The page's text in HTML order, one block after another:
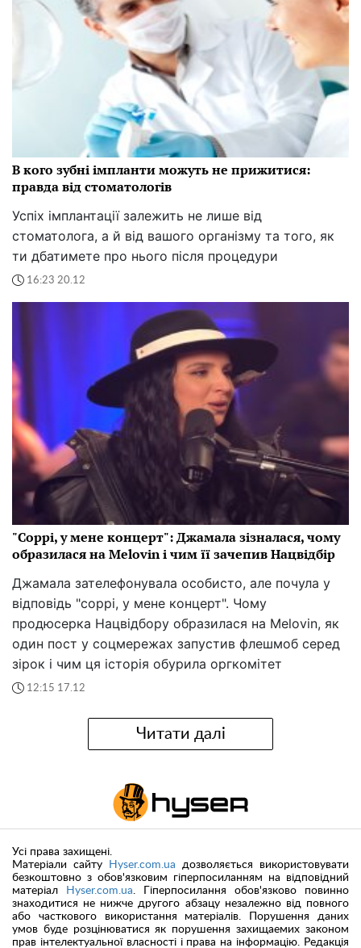
В кого зубні імпланти можуть не прижитися:
правда від стоматологів
Успіх імплантації залежить не лише від
стоматолога, а й від вашого організму та того, як
ти дбатимете про нього після процедури
16:23 20.12
"Соррі, у мене концерт": Джамала зізналася, чому
образилася на Melovin і чим її зачепив Нацвідбір
Джамала зателефонувала особисто, але почула у
відповідь "соррі, у мене концерт". Чому
продюсерка Нацвідбору образилася на Melovin, як
один пост у соцмережах запустив флешмоб серед
зірок і чим ця історія обурила оргкомітет
12:15 17.12
Читати далі
Усі права захищені.
Матеріали сайту
Hyser.com.ua дозволяється використовувати
безкоштовно з обов'язковим гіперпосиланням на відповідний
матеріал
Hyser.com.ua. Гіперпосилання обов'язково повинно
знаходитися не нижче другого абзацу незалежно від повного
або часткового використання матеріалів. Порушення даних
умов буде розцінюватися як порушення захищаемих законом
прав інтелектуальної власності і права на інформацію. Редакція